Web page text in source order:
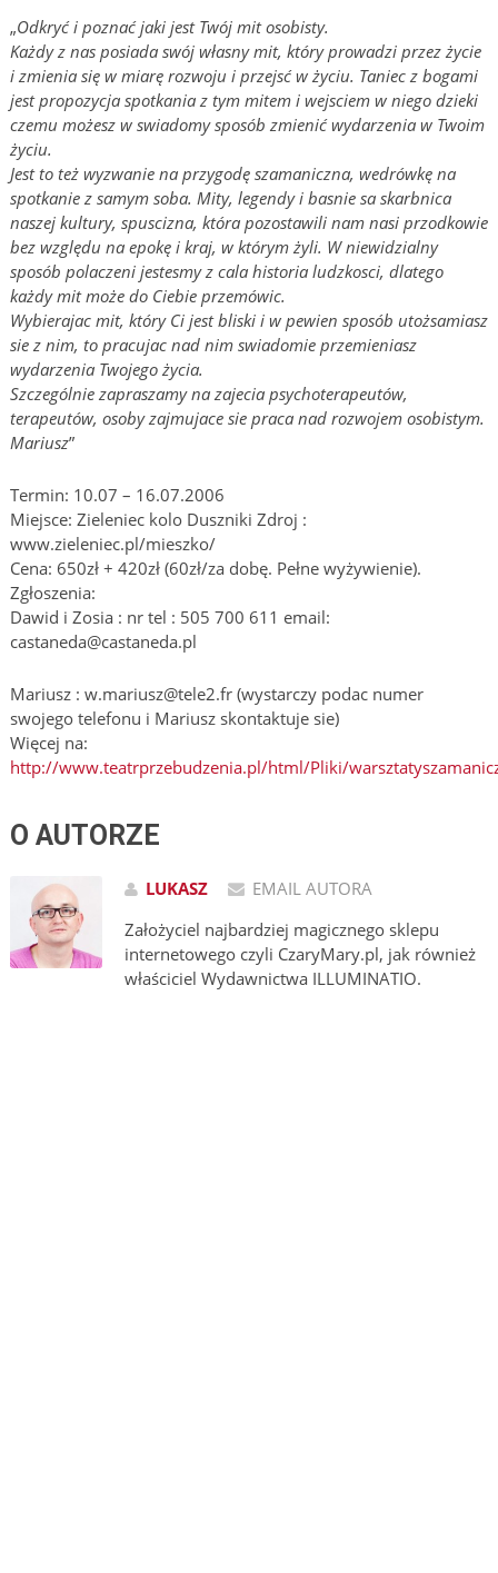
„Odkryć i poznać jaki jest Twój mit osobisty.
Każdy z nas posiada swój własny mit, który prowadzi przez życie
i zmienia się w miarę rozwoju i przejsć w życiu. Taniec z bogami
jest propozycja spotkania z tym mitem i wejsciem w niego dzieki
czemu możesz w swiadomy sposób zmienić wydarzenia w Twoim
życiu.
Jest to też wyzwanie na przygodę szamaniczna, wedrówkę na
spotkanie z samym soba. Mity, legendy i basnie sa skarbnica
naszej kultury, spuscizna, która pozostawili nam nasi przodkowie
bez względu na epokę i kraj, w którym żyli. W niewidzialny
sposób polaczeni jestesmy z cala historia ludzkosci, dlatego
każdy mit może do Ciebie przemówic.
Wybierajac mit, który Ci jest bliski i w pewien sposób utożsamiasz
sie z nim, to pracujac nad nim swiadomie przemieniasz
wydarzenia Twojego życia.
Szczególnie zapraszamy na zajecia psychoterapeutów,
terapeutów, osoby zajmujace sie praca nad rozwojem osobistym.
Mariusz”
Termin: 10.07 – 16.07.2006
Miejsce: Zieleniec kolo Duszniki Zdroj :
www.zieleniec.pl/mieszko/
Cena: 650zł + 420zł (60zł/za dobę. Pełne wyżywienie).
Zgłoszenia:
Dawid i Zosia : nr tel : 505 700 611 email:
castaneda@castaneda.pl
Mariusz : w.mariusz@tele2.fr (wystarczy podac numer
swojego telefonu i Mariusz skontaktuje sie)
Więcej na:
http://www.teatrprzebudzenia.pl/html/Pliki/
O AUTORZE
LUKASZ
EMAIL AUTORA
Założyciel najbardziej magicznego sklepu
internetowego czyli CzaryMary.pl, jak również
właściciel Wydawnictwa ILLUMINATIO.